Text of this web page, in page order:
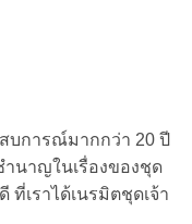
สบการณ์มากกว่า 20 ปี
นาญในเรื่องของชุด
ที่เราได้เนรมิตชุดเจ้า